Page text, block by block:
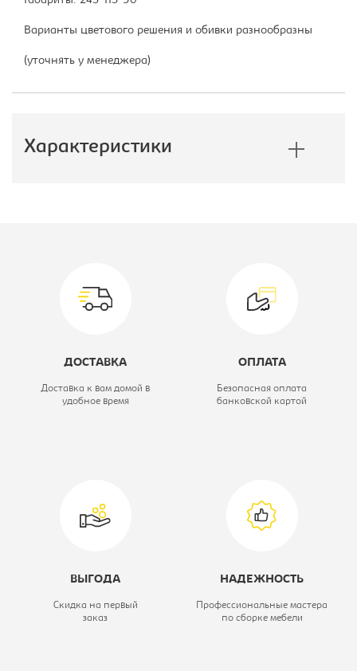
Варианты цветового решения и обивки разнообразны
(уточнять у менеджера)
Характеристики
еврокнижка
Модель мягкой мебели:
ДОСТАВКА
Доставка к вам домой в
удобное время
ОПЛАТА
Безопасная оплата
банковской картой
ВЫГОДА
Скидка на первый
заказ
НАДЕЖНОСТЬ
Профессиональные мастера
по сборке мебели